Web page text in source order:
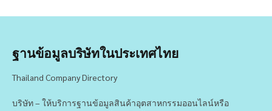
ฐานข้อมูลบริษัทในประเทศไทย
Thailand Company Directory
บริษัท – ให้บริการฐานข้อมูลสินค้าอุตสาหกรรมออนไลน์หรือ